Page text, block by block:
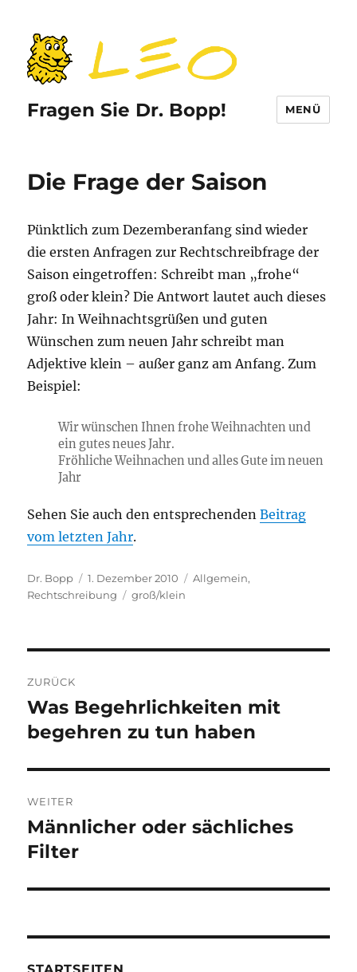
Fragen Sie Dr. Bopp! MENÜ
Die Frage der Saison
Pünktlich zum Dezemberanfang sind wieder
die ersten Anfragen zur Rechtschreibfrage der
Saison eingetroffen: Schreibt man „frohe“
groß oder klein? Die Antwort lautet auch dieses
Jahr: In Weihnachtsgrüßen und guten
Wünschen zum neuen Jahr schreibt man
Adjektive klein – außer ganz am Anfang. Zum
Beispiel:
Wir wünschen Ihnen frohe Weihnachten und
ein gutes neues Jahr.
Fröhliche Weihnachen und alles Gute im neuen
Jahr
Sehen Sie auch den entsprechendenBeitrag
vom letzten Jahr.
Autor
Dr. Bopp
Veröffentlicht
am
1. Dezember 2010 Kategorien
Allgemein,
Rechtschreibung
Schlagwörter
groß/klein
ZURÜCK
Vorheriger
Beitrag:
Was Begehrlichkeiten mit
begehren zu tun haben
WEITER
Nächster
Beitrag:
Männlicher oder sächliches
Filter